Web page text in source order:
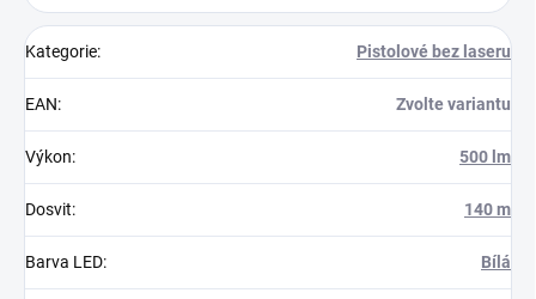
Kategorie: Pistolové bez laseru
EAN: Zvolte variantu
Výkon: 500 lm
Dosvit: 140 m
Barva LED: Bílá